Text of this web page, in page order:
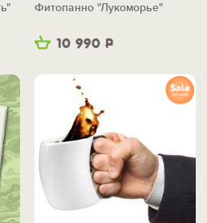
10 990 Р
Фитопанно "Лукоморье"